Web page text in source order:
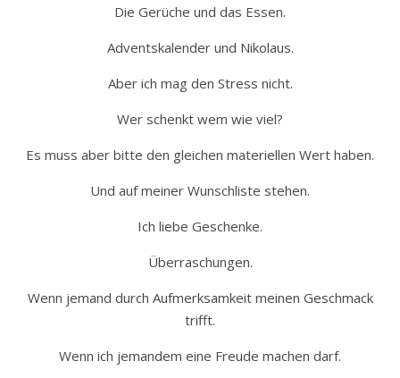
Die Gerüche und das Essen.
Adventskalender und Nikolaus.
Aber ich mag den Stress nicht.
Wer schenkt wem wie viel?
Es muss aber bitte den gleichen materiellen Wert haben.
Und auf meiner Wunschliste stehen.
Ich liebe Geschenke.
Überraschungen.
Wenn jemand durch Aufmerksamkeit meinen Geschmack
trifft.
Wenn ich jemandem eine Freude machen darf.